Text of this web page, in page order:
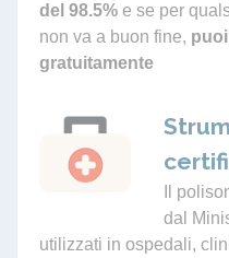
del 98.5% e se per
non va a buon fine,
gratuitamente
Il
dal
utilizzati in ospedali,